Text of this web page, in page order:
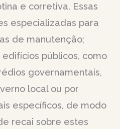
e corretiva. Essas
especializadas para
de manutenção;
edifícios públicos, como
governamentais,
local ou por
específicos, de modo
recai sobre estes